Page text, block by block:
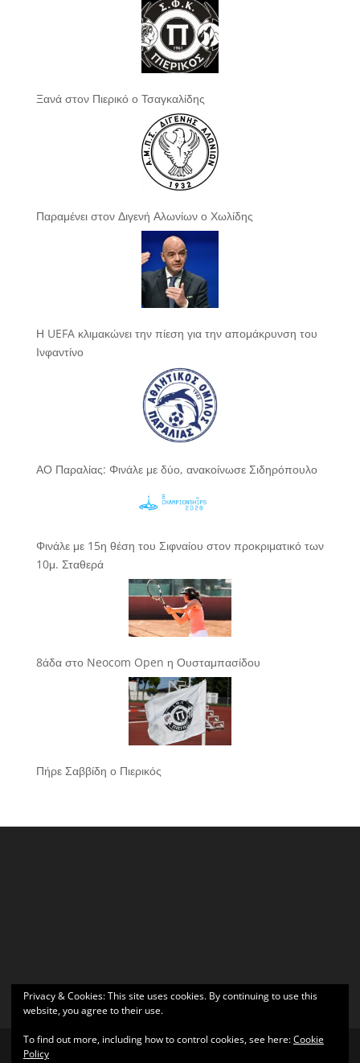
Ξανά στον Πιερικό ο Τσαγκαλίδης
Παραμένει στον Διγενή Αλωνίων ο Χωλίδης
Η UEFA κλιμακώνει την πίεση για την απομάκρυνση του
Ινφαντίνο
ΑΟ Παραλίας: Φινάλε με δύο, ανακοίνωσε Σιδηρόπουλο
Φινάλε με 15η θέση του Σιφναίου στον προκριματικό των
10μ. Σταθερά
8άδα στο Neocom Open η Ουσταμπασίδου
Πήρε Σαββίδη ο Πιερικός
Privacy & Cookies: This site uses cookies. By continuing to use this
website, you agree to their use.
To find out more, including how to control cookies, see here:Cookie
Policy